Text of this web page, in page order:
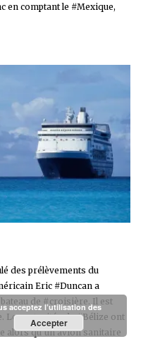
en comptant le #Mexique,
des prélèvements du
Eric #Duncan a
de #croisière. Il est
Les autorités de #Bélize ont
alors qu’un avion sanitaire
acceptez l’utilisation des
Accepter